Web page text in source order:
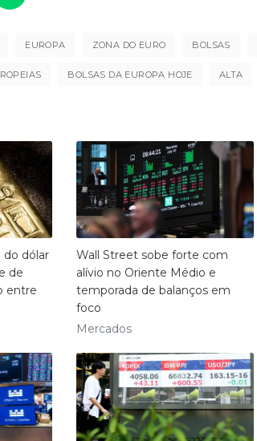
EUROPA ZONA DO EURO BOLSAS
BOLSAS DA EUROPA HOJE ALTA
do dólar
de
entre
Wall Street sobe forte com
alívio no Oriente Médio e
temporada de balanços em
foco
Mercados